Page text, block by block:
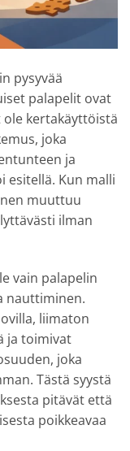
pysyvää
palapelit ovat
kertakäyttöistä
joka
ja
esitellä. Kun malli
muuttuu
ilman
vain palapelin
nauttiminen.
liimaton
ja toimivat
joka
Tästä syystä
pitävät että
poikkeavaa